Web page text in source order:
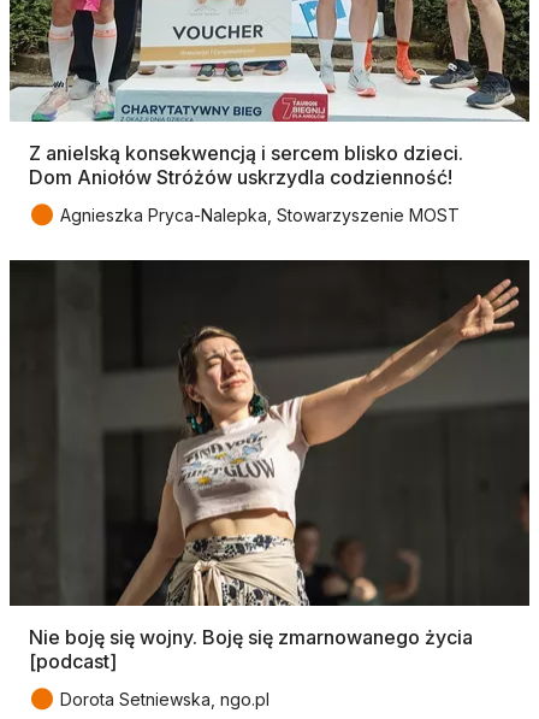
Z anielską konsekwencją i sercem blisko dzieci.
Dom Aniołów Stróżów uskrzydla codzienność!
● Agnieszka Pryca-Nalepka, Stowarzyszenie MOST
Nie boję się wojny. Boję się zmarnowanego życia
[podcast]
● Dorota Setniewska, ngo.pl